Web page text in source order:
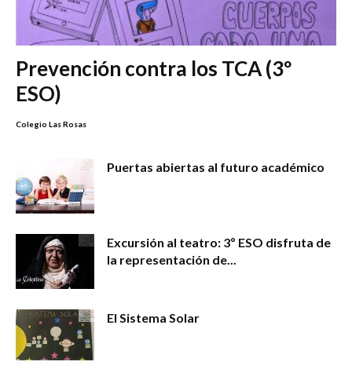
Prevención contra los TCA (3º
ESO)
Colegio Las Rosas
Puertas abiertas al futuro académico
Excursión al teatro: 3º ESO disfruta de
la representación de...
El Sistema Solar